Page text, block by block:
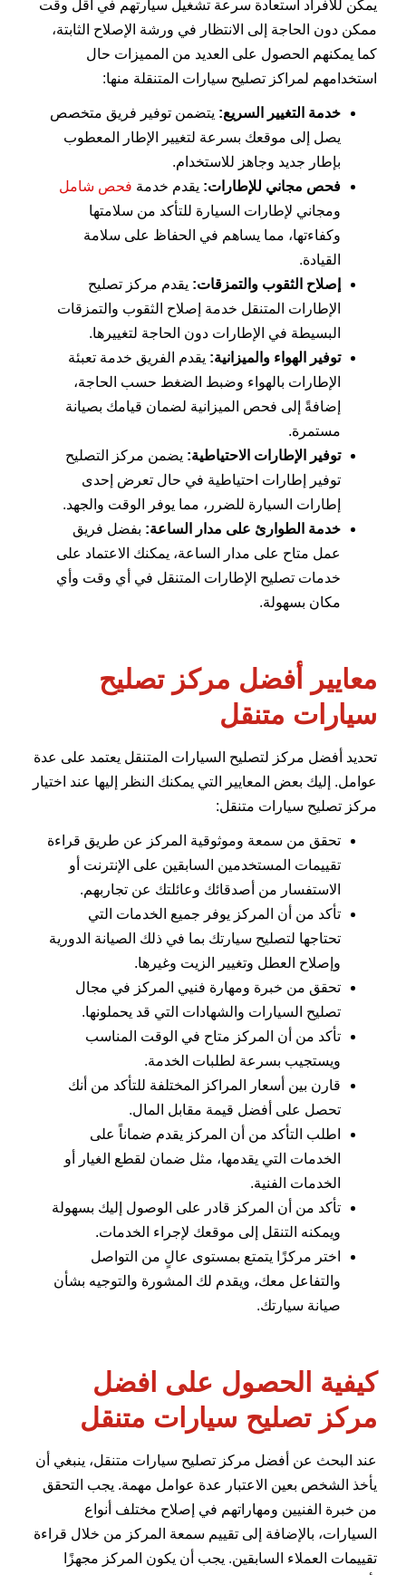
يمكن للأفراد استعادة سرعة تشغيل سيارتهم في أقل وقت
ممكن دون الحاجة إلى الانتظار في ورشة الإصلاح الثابتة،
كما يمكنهم الحصول على العديد من المميزات حال
استخدامهم لمراكز تصليح سيارات المتنقلة منها:
خدمة التغيير السريع: يتضمن توفير فريق متخصص
يصل إلى موقعك بسرعة لتغيير الإطار المعطوب
بإطار جديد وجاهز للاستخدام.
فحص مجاني للإطارات: يقدم خدمة فحص شامل
ومجاني لإطارات السيارة للتأكد من سلامتها
وكفاءتها، مما يساهم في الحفاظ على سلامة
القيادة.
إصلاح الثقوب والتمزقات: يقدم مركز تصليح
الإطارات المتنقل خدمة إصلاح الثقوب والتمزقات
البسيطة في الإطارات دون الحاجة لتغييرها.
توفير الهواء والميزانية: يقدم الفريق خدمة تعبئة
الإطارات بالهواء وضبط الضغط حسب الحاجة،
إضافةً إلى فحص الميزانية لضمان قيامك بصيانة
مستمرة.
توفير الإطارات الاحتياطية: يضمن مركز التصليح
توفير إطارات احتياطية في حال تعرض إحدى
إطارات السيارة للضرر، مما يوفر الوقت والجهد.
خدمة الطوارئ على مدار الساعة: بفضل فريق
عمل متاح على مدار الساعة، يمكنك الاعتماد على
خدمات تصليح الإطارات المتنقل في أي وقت وأي
مكان بسهولة.
معايير أفضل مركز تصليح
سيارات متنقل
تحديد أفضل مركز لتصليح السيارات المتنقل يعتمد على عدة
عوامل. إليك بعض المعايير التي يمكنك النظر إليها عند اختيار
مركز تصليح سيارات متنقل:
تحقق من سمعة وموثوقية المركز عن طريق قراءة
تقييمات المستخدمين السابقين على الإنترنت أو
الاستفسار من أصدقائك وعائلتك عن تجاربهم.
تأكد من أن المركز يوفر جميع الخدمات التي
تحتاجها لتصليح سيارتك بما في ذلك الصيانة الدورية
وإصلاح العطل وتغيير الزيت وغيرها.
تحقق من خبرة ومهارة فنيي المركز في مجال
تصليح السيارات والشهادات التي قد يحملونها.
تأكد من أن المركز متاح في الوقت المناسب
ويستجيب بسرعة لطلبات الخدمة.
قارن بين أسعار المراكز المختلفة للتأكد من أنك
تحصل على أفضل قيمة مقابل المال.
اطلب التأكد من أن المركز يقدم ضماناً على
الخدمات التي يقدمها، مثل ضمان لقطع الغيار أو
الخدمات الفنية.
تأكد من أن المركز قادر على الوصول إليك بسهولة
ويمكنه التنقل إلى موقعك لإجراء الخدمات.
اختر مركزًا يتمتع بمستوى عالٍ من التواصل
والتفاعل معك، ويقدم لك المشورة والتوجيه بشأن
صيانة سيارتك.
كيفية الحصول على افضل
مركز تصليح سيارات متنقل
عند البحث عن أفضل مركز تصليح سيارات متنقل، ينبغي أن
يأخذ الشخص بعين الاعتبار عدة عوامل مهمة. يجب التحقق
من خبرة الفنيين ومهاراتهم في إصلاح مختلف أنواع
السيارات، بالإضافة إلى تقييم سمعة المركز من خلال قراءة
تقييمات العملاء السابقين. يجب أن يكون المركز مجهزًا